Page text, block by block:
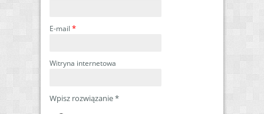
E-mail *
Witryna internetowa
Wpisz rozwiązanie*